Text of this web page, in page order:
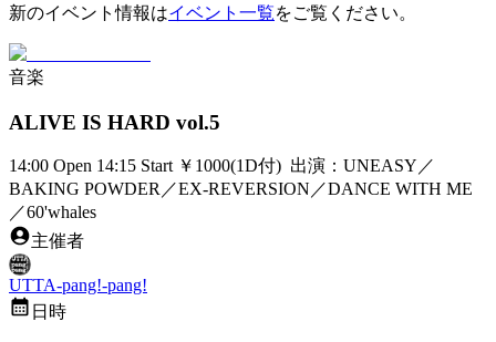
新のイベント情報はイベント一覧をご覧ください。
音楽
ALIVE IS HARD vol.5
14:00 Open 14:15 Start ￥1000(1D付) 出演：UNEASY／
BAKING POWDER／EX-REVERSION／DANCE WITH ME
／60'whales
主催者
UTTA-pang!-pang!
日時